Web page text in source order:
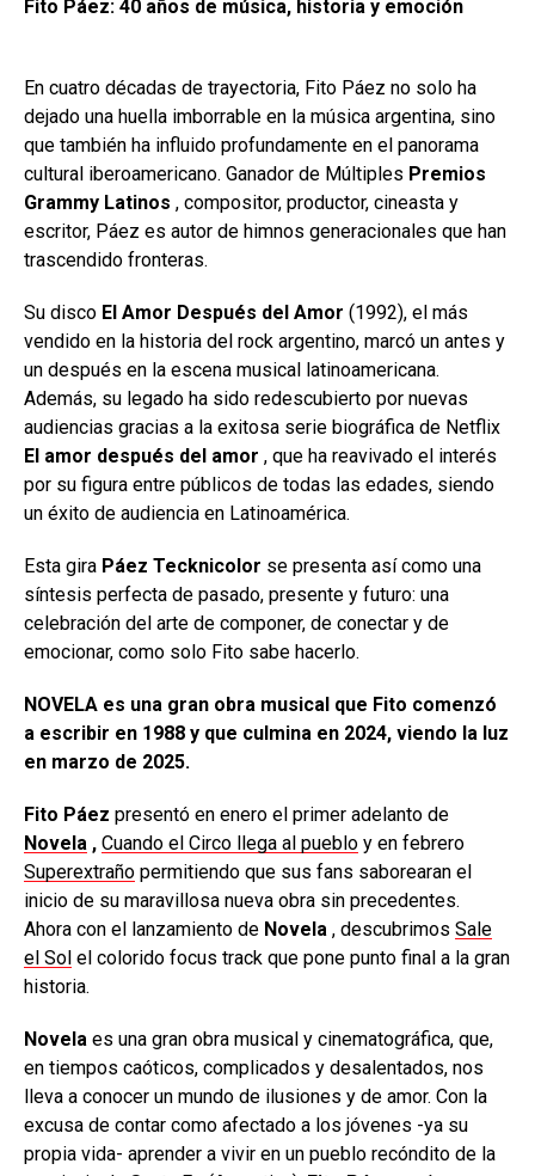
Fito Páez: 40 años de música, historia y emoción
En cuatro décadas de trayectoria, Fito Páez no solo ha
dejado una huella imborrable en la música argentina, sino
que también ha influido profundamente en el panorama
cultural iberoamericano. Ganador de Múltiples Premios
Grammy Latinos , compositor, productor, cineasta y
escritor, Páez es autor de himnos generacionales que han
trascendido fronteras.
Su disco El Amor Después del Amor (1992), el más
vendido en la historia del rock argentino, marcó un antes y
un después en la escena musical latinoamericana.
Además, su legado ha sido redescubierto por nuevas
audiencias gracias a la exitosa serie biográfica de Netflix
El amor después del amor , que ha reavivado el interés
por su figura entre públicos de todas las edades, siendo
un éxito de audiencia en Latinoamérica.
Esta gira Páez Tecknicolor se presenta así como una
síntesis perfecta de pasado, presente y futuro: una
celebración del arte de componer, de conectar y de
emocionar, como solo Fito sabe hacerlo.
NOVELA es una gran obra musical que Fito comenzó
a escribir en 1988 y que culmina en 2024, viendo la luz
en marzo de 2025.
Fito Páez presentó en enero el primer adelanto de
Novela , Cuando el Circo llega al pueblo y en febrero
Superextraño permitiendo que sus fans saborearan el
inicio de su maravillosa nueva obra sin precedentes.
Ahora con el lanzamiento de Novela , descubrimos Sale
el Sol el colorido focus track que pone punto final a la gran
historia.
Novela es una gran obra musical y cinematográfica, que,
en tiempos caóticos, complicados y desalentados, nos
lleva a conocer un mundo de ilusiones y de amor. Con la
excusa de contar como afectado a los jóvenes -ya su
propia vida- aprender a vivir en un pueblo recóndito de la